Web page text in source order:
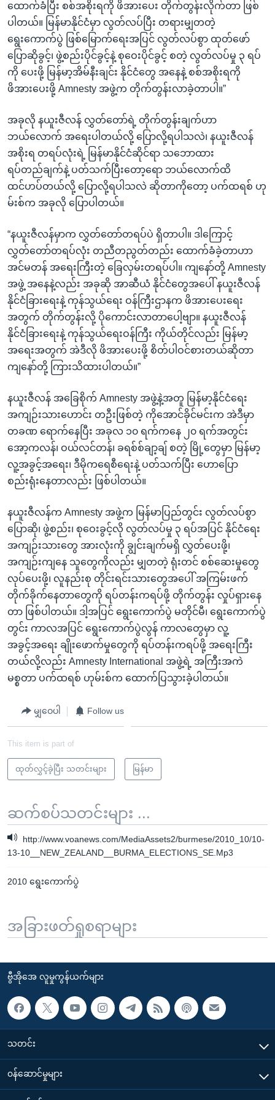
ထောက်ခံပြီး စစ်အစိုးရကို ဖိအားပေး တိုက်တွန်းလိုက်တာ ဖြစ်
ပါတယ်။ မြန်မာနိုင်ငံမှာ လွတ်လပ်ပြီး တရားမျှတတဲ့
ရွေးကောက်ပွဲ ဖြစ်မြောက်ရေးအပြင် လွတ်လပ်စွာ ထုတ်ဖော်
ပြောဆိုခွင့်၊ ဖွဲ့စည်းပိုင်ခွင့်နဲ့ စုဝေးပိုင်ခွင့် စတဲ့ လွတ်လပ်မှု ၃ ရပ်
ကို ပေးဖို့ မြန်မာ့အိမ်နီးချင်း နိုင်ငံတွေ အနေနဲ့ စစ်အစိုးရကို
ဖိအားပေးဖို့ Amnesty အဖွဲ့က တိုက်တွန်းလာခဲ့တာပါ။”
အခုလို နယူးဇီလန် လွှတ်တော်ရဲ့ တိုက်တွန်းချက်ဟာ
ဘယ်လောက် အရေးပါတယ်လို့ ပြောလို့ရပါသလဲ၊ နယူးဇီလန်
အစိုးရ တရပ်လုံးရဲ့ မြန်မာနိုင်ငံဆိုင်ရာ သဘောထား
ရပ်တည်ချက်နဲ့ ပတ်သက်ပြီးတော့ရော ဘယ်လောက်ထိ
ထင်ဟပ်တယ်လို့ ပြောလို့ရပါသလဲ ဆိုတာကိုတော့ ပက်ထရစ် ဟု
မ်းစ်က အခုလို ပြောပါတယ်။
“နယူးဇီလန်မှာက လွှတ်တော်တရပ်ပဲ ရှိတာပါ။ ဒါကြောင့်
လွှတ်တော်တရပ်လုံး တညီတညွတ်တည်း ထောက်ခံခဲ့တာဟာ
အင်မတန် အရေးကြီးတဲ့ ခြေလှမ်းတရပ်ပါ။ ကျနော်တို့ Amnesty
အဖွဲ့ အနေနဲ့လည်း အခုဆို အာဆီယံ နိုင်ငံတွေအပေါ် နယူးဇီလန်
နိုင်ငံခြားရေးနဲ့ ကုန်သွယ်ရေး ဝန်ကြီးဌာနက ဖိအားပေးရေး
အတွက် တိုက်တွန်းလို့ ပိုကောင်းလာတာပေါ့ဗျာ။ နယူးဇီလန်
နိုင်ငံခြားရေးနဲ့ ကုန်သွယ်ရေးဝန်ကြီး ကိုယ်တိုင်လည်း မြန်မာ့
အရေးအတွက် အဲဒီလို ဖိအားပေးဖို့ စိတ်ပါဝင်စားတယ်ဆိုတာ
ကျနော်တို့ ကြားသိထားပါတယ်။”
နယူးဇီလန် အခြေစိုက် Amnesty အဖွဲ့နဲ့အတူ မြန်မာ့နိုင်ငံရေး
အကျဉ်းသားဟောင်း တဦးဖြစ်တဲ့ ကိုအောင်ခိုင်မင်းက အဲဒီမှာ
တခဏ ရောက်နေပြီး အခုလ ၁၀ ရက်ကနေ ၂၀ ရက်အတွင်း
အော့ကလန်၊ ဝယ်လင်တန်၊ ခရစ်စ်ချာ့ချ် စတဲ့ မြို့တွေမှာ မြန်မာ့
လူ့အခွင့်အရေး၊ ဒီမိုကရေစီရေးနဲ့ ပတ်သက်ပြီး ဟောပြော
စည်းရုံးနေတာလည်း ဖြစ်ပါတယ်။
နယူးဇီလန်က Amnesty အဖွဲ့က မြန်မာပြည်တွင်း လွတ်လပ်စွာ
ပြောဆို၊ ဖွဲ့စည်း၊ စုဝေးခွင့်လို လွတ်လပ်မှု ၃ ရပ်အပြင် နိုင်ငံရေး
အကျဉ်းသားတွေ အားလုံးကို ချွင်းချက်မရှိ လွှတ်ပေးဖို့၊
အကျဉ်းကျနေ သူတွေကိုလည်း မျှတတဲ့ ရုံးတင် စစ်ဆေးမှုတွေ
လုပ်ပေးဖို့၊ လူနည်းစု တိုင်းရင်းသားတွေအပေါ် အကြမ်းဖက်
တိုက်ခိုက်နေတာတွေကို ရပ်တန်းကရပ်ဖို့ တိုက်တွန်း လှုပ်ရှားနေ
တာ ဖြစ်ပါတယ်။ ဒါ့အပြင် ရွေးကောက်ပွဲ မတိုင်မီ၊ ရွေးကောက်ပွဲ
တွင်း ကာလအပြင် ရွေးကောက်ပွဲလွန် ကာလတွေမှာ လူ့
အခွင့်အရေး ချိုးဖောက်မှုတွေကို ရပ်တန်းကရပ်ဖို့ အရေးကြီး
တယ်လို့လည်း Amnesty International အဖွဲ့ရဲ့ အကြီးအကဲ
မစ္စတာ ပက်ထရစ် ဟုမ်းစ်က ထောက်ပြသွားခဲ့ပါတယ်။
မျှဝေပါ Follow us
This item is part of
ထုတ်လွှင့်ခဲ့ပြီး သတင်းများ မြန်မာ
ဆက်စပ်သတင်းများ ...
http://www.voanews.com/MediaAssets2/burmese/2010_10/10-
13-10__NEW_ZEALAND__BURMA_ELECTIONS_SE.Mp3
2010 ရွေးကောက်ပွဲ
အခြားဖတ်ရှုစရာများ
ဗွီအိုအေ လူမှုကွန်ယက်များ
သတင်း
၀န်ဆောင်မှုများ